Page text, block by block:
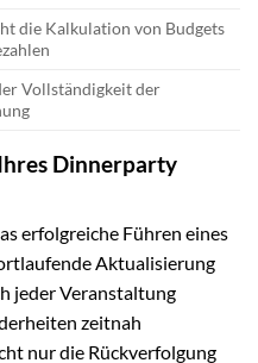
die Kalkulation von Budgets
Vollständigkeit der
Dinnerparty
erfolgreiche Führen eines
Aktualisierung
jeder Veranstaltung
zeitnah
nur die Rückverfolgung